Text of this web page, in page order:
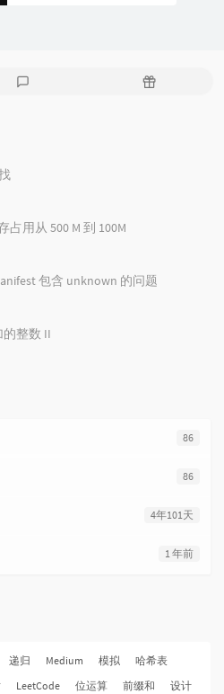
随
占用从 500 M 到 100M
包含 unknown 的问题
的整数 II
86
86
4年101天
1 年前
递归 Medium 模拟
哈希表
LeetCode 位运算 前缀和 设计